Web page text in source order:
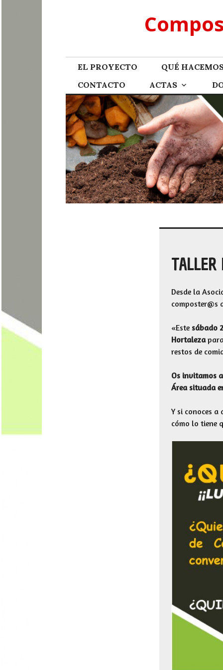
EL PROYECTO
QUÉ
CONTACTO
ACTAS
Desde la
composter@s
«Este sábado
Hortaleza
restos de
Os invitamos
Área situada
Y si conoces
cómo lo tiene